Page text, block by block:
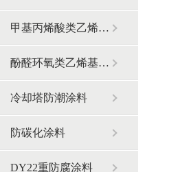
甲基丙烯酸类乙烯基酯型鳞片胶泥
酚醛环氧类乙烯基酯型鳞片胶泥
冷却塔防潮涂料
防碳化涂料
DY22重防腐涂料